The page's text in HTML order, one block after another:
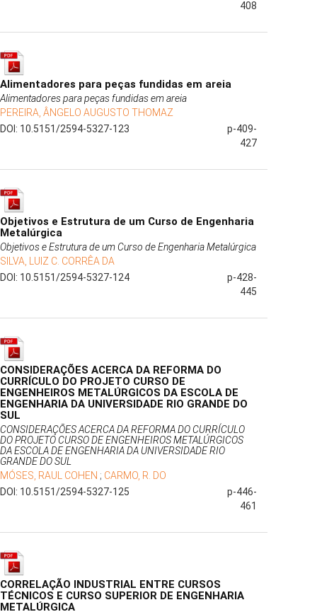
408
Alimentadores para peças fundidas em areia
Alimentadores para peças fundidas em areia
PEREIRA, ÂNGELO AUGUSTO THOMAZ
DOI: 10.5151/2594-5327-123
p-409-
427
Objetivos e Estrutura de um Curso de Engenharia
Metalúrgica
Objetivos e Estrutura de um Curso de Engenharia Metalúrgica
SILVA, LUIZ C. CORRÊA DA
DOI: 10.5151/2594-5327-124
p-428-
445
CONSIDERAÇÕES ACERCA DA REFORMA DO
CURRÍCULO DO PROJETO CURSO DE
ENGENHEIROS METALÚRGICOS DA ESCOLA DE
ENGENHARIA DA UNIVERSIDADE RIO GRANDE DO
SUL
CONSIDERAÇÕES ACERCA DA REFORMA DO CURRÍCULO
DO PROJETO CURSO DE ENGENHEIROS METALÚRGICOS
DA ESCOLA DE ENGENHARIA DA UNIVERSIDADE RIO
GRANDE DO SUL
MÓSES, RAUL COHEN ; CARMO, R. DO
DOI: 10.5151/2594-5327-125
p-446-
461
CORRELAÇÃO INDUSTRIAL ENTRE CURSOS
TÉCNICOS E CURSO SUPERIOR DE ENGENHARIA
METALÚRGICA